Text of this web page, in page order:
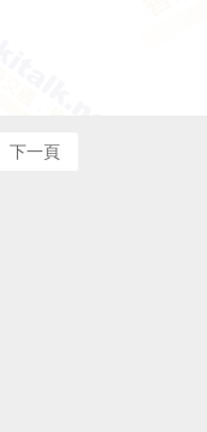
下一頁